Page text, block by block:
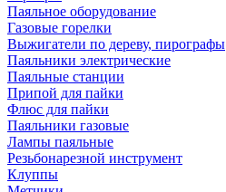
Паяльное оборудование
Газовые горелки
Выжигатели по дереву, пирографы
Паяльники электрические
Паяльные станции
Припой для пайки
Флюс для пайки
Паяльники газовые
Лампы паяльные
Резьбонарезной инструмент
Клуппы